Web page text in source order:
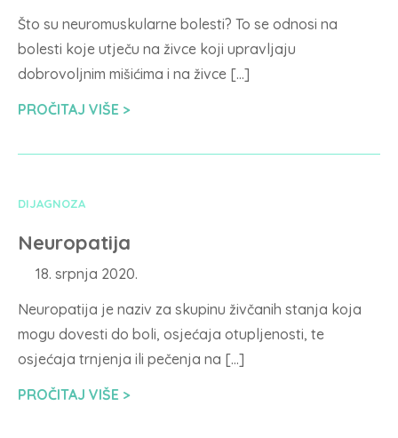
Što su neuromuskularne bolesti? To se odnosi na
bolesti koje utječu na živce koji upravljaju
dobrovoljnim mišićima i na živce […]
PROČITAJ VIŠE
DIJAGNOZA
Neuropatija
18. srpnja 2020.
Neuropatija je naziv za skupinu živčanih stanja koja
mogu dovesti do boli, osjećaja otupljenosti, te
osjećaja trnjenja ili pečenja na […]
PROČITAJ VIŠE